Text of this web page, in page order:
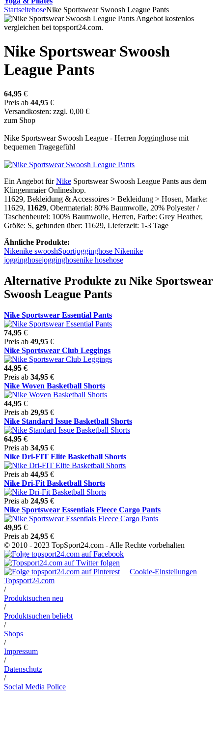
StartseitehoseNike Sportswear Swoosh League Pants
Nike Sportswear Swoosh
League Pants
64,95 €
Preis ab 44,95 €
Versandkosten: zzgl. 0,00 €
zum Shop
Nike Sportswear Swoosh League - Herren Jogginghose mit
bequemen Tragegefühl
Ein Angebot fürNike Sportswear Swoosh League Pants aus dem
Klingenmaier Onlineshop.
11629, Bekleidung & Accessoires > Bekleidung > Hosen, Marke:
11629, 11629, Obermaterial: 80% Baumwolle, 20% Polyester /
Taschenbeutel: 100% Baumwolle, Herren, Farbe: Grey Heather,
Größe: S, gefunden über: 11629, Lieferzeit: 1-3 Tage
Ähnliche Produkte:
Nikenike swooshSportjogginghose Nikenike
jogginghosejogginghosenike hosehose
Alternative Produkte zu Nike Sportswear
Swoosh League Pants
Nike Sportswear Essential Pants
74,95 €
Preis ab 49,95 €
Nike Sportswear Club Leggings
44,95 €
Preis ab 34,95 €
Nike Woven Basketball Shorts
44,95 €
Preis ab 29,95 €
Nike Standard Issue Basketball Shorts
64,95 €
Preis ab 34,95 €
Nike Dri-FIT Elite Basketball Shorts
Preis ab 44,95 €
Nike Dri-Fit Basketball Shorts
Preis ab 24,95 €
Nike Sportswear Essentials Fleece Cargo Pants
49,95 €
Preis ab 24,95 €
© 2010 - 2023 TopSport24.com - Alle Rechte vorbehalten
Cookie-Einstellungen
Topsport24.com
/
Produktsuchen neu
/
Produktsuchen beliebt
/
Shops
/
Impressum
/
Datenschutz
/
Social Media Police